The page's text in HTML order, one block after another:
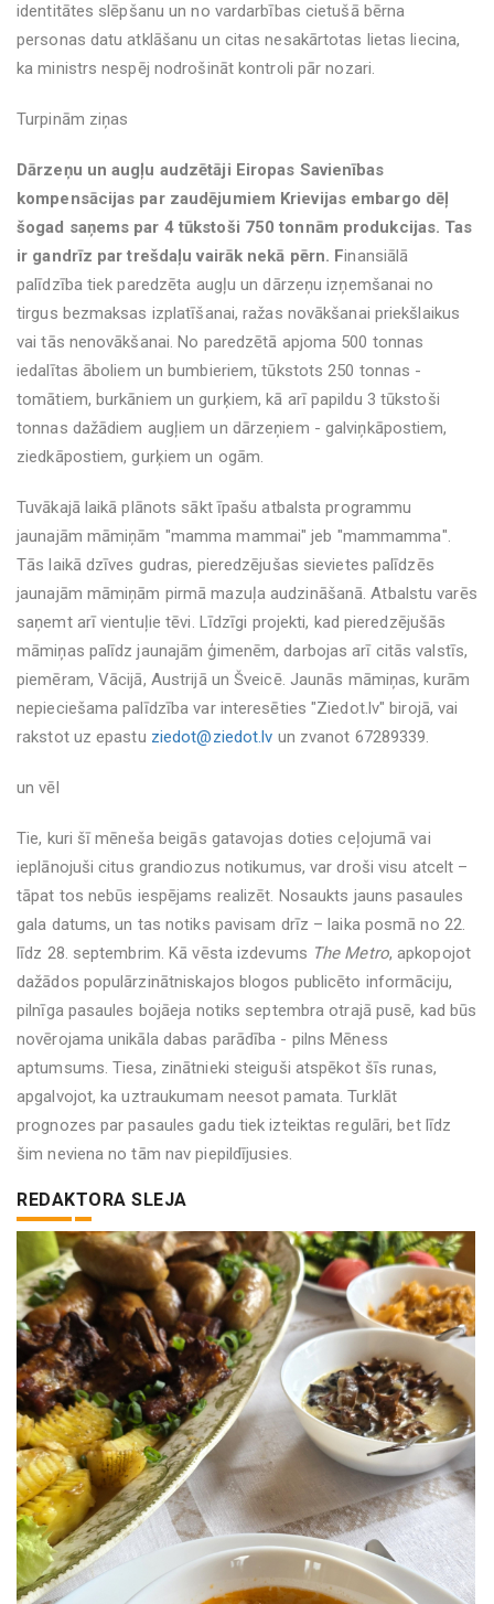
identitātes slēpšanu un no vardarbības cietušā bērna
personas datu atklāšanu un citas nesakārtotas lietas liecina,
ka ministrs nespēj nodrošināt kontroli pār nozari.
Turpinām ziņas
Dārzeņu un augļu audzētāji Eiropas Savienības
kompensācijas par zaudējumiem Krievijas embargo dēļ
šogad saņems par 4 tūkstoši 750 tonnām produkcijas. Tas
ir gandrīz par trešdaļu vairāk nekā pērn. Finansiālā
palīdzība tiek paredzēta augļu un dārzeņu izņemšanai no
tirgus bezmaksas izplatīšanai, ražas novākšanai priekšlaikus
vai tās nenovākšanai. No paredzētā apjoma 500 tonnas
iedalītas āboliem un bumbieriem, tūkstots 250 tonnas -
tomātiem, burkāniem un gurķiem, kā arī papildu 3 tūkstoši
tonnas dažādiem augļiem un dārzeņiem - galviņkāpostiem,
ziedkāpostiem, gurķiem un ogām.
Tuvākajā laikā plānots sākt īpašu atbalsta programmu
jaunajām māmiņām "mamma mammai" jeb "mammamma".
Tās laikā dzīves gudras, pieredzējušas sievietes palīdzēs
jaunajām māmiņām pirmā mazuļa audzināšanā. Atbalstu varēs
saņemt arī vientuļie tēvi. Līdzīgi projekti, kad pieredzējušās
māmiņas palīdz jaunajām ģimenēm, darbojas arī citās valstīs,
piemēram, Vācijā, Austrijā un Šveicē. Jaunās māmiņas, kurām
nepieciešama palīdzība var interesēties "Ziedot.lv" birojā, vai
rakstot uz epastu ziedot@ziedot.lv un zvanot 67289339.
un vēl
Tie, kuri šī mēneša beigās gatavojas doties ceļojumā vai
ieplānojuši citus grandiozus notikumus, var droši visu atcelt –
tāpat tos nebūs iespējams realizēt. Nosaukts jauns pasaules
gala datums, un tas notiks pavisam drīz – laika posmā no 22.
līdz 28. septembrim. Kā vēsta izdevums The Metro, apkopojot
dažādos populārzinātniskajos blogos publicēto informāciju,
pilnīga pasaules bojāeja notiks septembra otrajā pusē, kad būs
novērojama unikāla dabas parādība - pilns Mēness
aptumsums. Tiesa, zinātnieki steiguši atspēkot šīs runas,
apgalvojot, ka uztraukumam neesot pamata. Turklāt
prognozes par pasaules gadu tiek izteiktas regulāri, bet līdz
šim neviena no tām nav piepildījusies.
REDAKTORA SLEJA